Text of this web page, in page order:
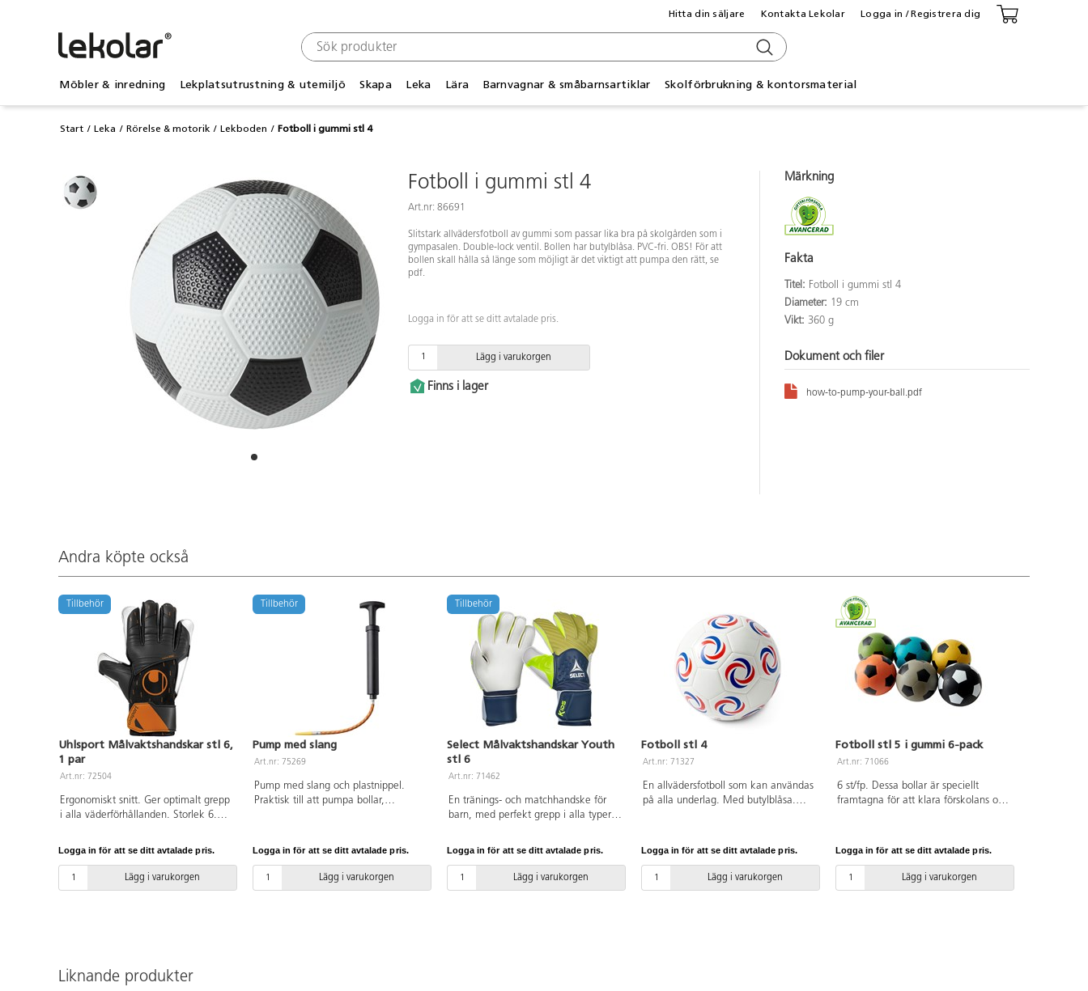
Möbler & inredning Lekplatsutrustning & utemiljö Skapa Leka Lära Barnvagnar & småbarnsartiklar Skolförbrukning & kontorsmaterial
Hitta din säljare Kontakta Lekolar Logga in / Registrera dig
Start Leka Rörelse & motorik Lekboden Fotboll i gummi stl 4
Fotboll i gummi stl 4
Art.nr: 86691
Slitstark allvädersfotboll av gummi som passar lika bra på skolgården som i
gympasalen. Double-lock ventil. Bollen har butylblåsa. PVC-fri. OBS! För att
bollen skall hålla så länge som möjligt är det viktigt att pumpa den rätt, se
pdf.
Logga in för att se ditt avtalade pris.
Lägg i varukorgen
Finns i lager
Märkning
Fakta
Titel: Fotboll i gummi stl 4
Diameter: 19 cm
Vikt: 360 g
Dokument och filer
how-to-pump-your-ball.pdf
Andra köpte också
Tillbehör
Uhlsport Målvaktshandskar stl 6,
1 par
Art.nr: 72504
Ergonomiskt snitt. Ger optimalt grepp
i alla väderförhållanden. Storlek 6.
Logga in för att se ditt avtalade pris.
Lägg i varukorgen
Tillbehör
Pump med slang
Art.nr: 75269
Pump med slang och plastnippel.
Praktisk till att pumpa bollar,
av PP.
Logga in för att se ditt avtalade pris.
Lägg i varukorgen
Tillbehör
Select Målvaktshandskar Youth
stl 6
Art.nr: 71462
En tränings- och matchhandske för
barn, med perfekt grepp i alla typer
Ålder ca 10-14 år.
Logga in för att se ditt avtalade pris.
Lägg i varukorgen
Fotboll stl 4
Art.nr: 71327
En allvädersfotboll som kan användas
på alla underlag. Med butylblåsa.
Logga in för att se ditt avtalade pris.
Lägg i varukorgen
Fotboll stl 5 i gummi 6-pack
Art.nr: 71066
6 st/fp. Dessa bollar är speciellt
framtagna för att klara förskolans och
bollen. Av naturgummi. PVC-fri. Från
3 år. OBS! För att bollen skall hålla så
Logga in för att se ditt avtalade pris.
Lägg i varukorgen
Liknande produkter